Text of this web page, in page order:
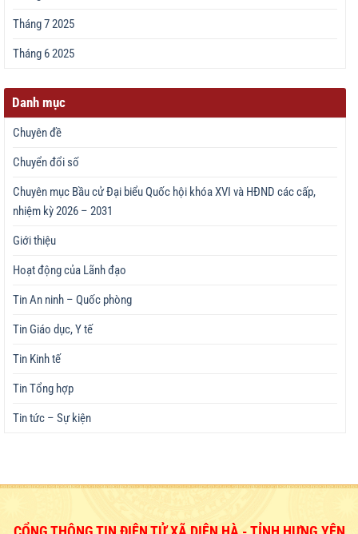
Tháng 7 2025
Tháng 6 2025
Danh mục
Chuyên đề
Chuyển đổi số
Chuyên mục Bầu cử Đại biểu Quốc hội khóa XVI và HĐND các cấp,
nhiệm kỳ 2026 – 2031
Giới thiệu
Hoạt động của Lãnh đạo
Tin An ninh – Quốc phòng
Tin Giáo dục, Y tế
Tin Kinh tế
Tin Tổng hợp
Tin tức – Sự kiện